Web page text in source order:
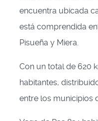
encuentra ubicada
está comprendida
Pisueña y Miera.
Con un total de 620
habitantes,
entre los municipios